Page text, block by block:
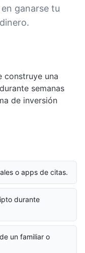
ganarse tu
construye una
semanas
de inversión
o apps de citas.
durante
un familiar o